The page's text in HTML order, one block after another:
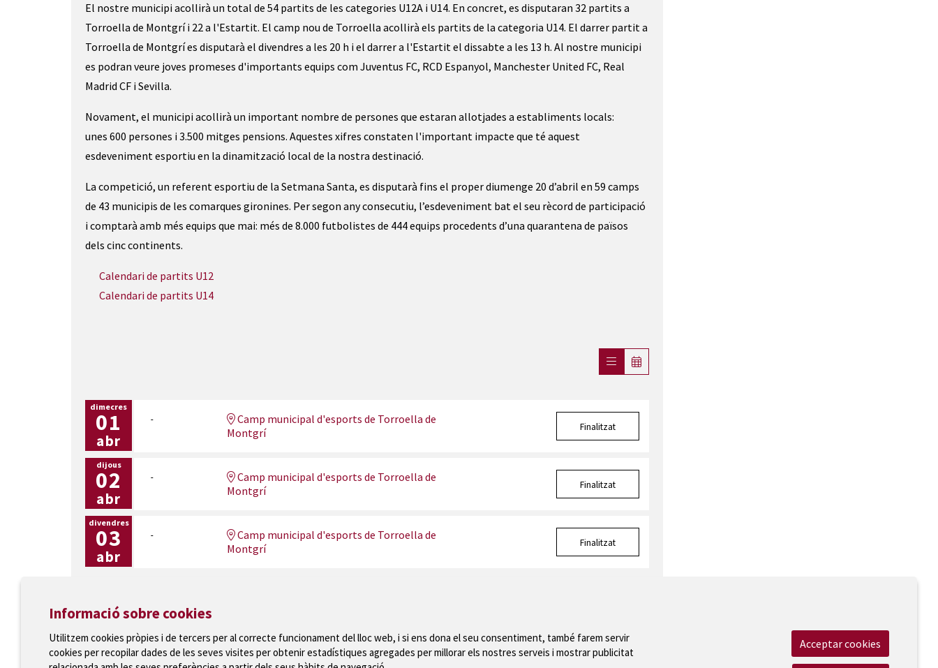
El nostre municipi acollirà un total de 54 partits de les categories U12A i U14. En concret, es disputaran 32 partits a
Torroella de Montgrí i 22 a l'Estartit. El camp nou de Torroella acollirà els partits de la categoria U14. El darrer partit a
Torroella de Montgrí es disputarà el divendres a les 20 h i el darrer a l'Estartit el dissabte a les 13 h. Al nostre municipi
es podran veure joves promeses d'importants equips com Juventus FC, RCD Espanyol, Manchester United FC, Real
Madrid CF i Sevilla.
Novament, el municipi acollirà un important nombre de persones que estaran allotjades a establiments locals:
unes 600 persones i 3.500 mitges pensions. Aquestes xifres constaten l'important impacte que té aquest
esdeveniment esportiu en la dinamització local de la nostra destinació.
La competició, un referent esportiu de la Setmana Santa, es disputarà fins el proper diumenge 20 d’abril en 59 camps
de 43 municipis de les comarques gironines. Per segon any consecutiu, l’esdeveniment bat el seu rècord de participació
i comptarà amb més equips que mai: més de 8.000 futbolistes de 444 equips procedents d’una quarantena de països
dels cinc continents.
Calendari de partits U12
Calendari de partits U14
dimecres
01
abr
Camp municipal d'esports de Torroella de
Montgrí
Finalitzat
dijous
02
abr
Camp municipal d'esports de Torroella de
Montgrí
Finalitzat
divendres
03
abr
Camp municipal d'esports de Torroella de
Montgrí
Finalitzat
Ajuntament de Torroella de Montgrí
Mapa del web | Avís Legal Accessibilitat
Informació sobre cookies
Utilitzem cookies pròpies i de tercers per al correcte funcionament del lloc web, i si ens dona el seu consentiment, també farem servir
cookies per recopilar dades de les seves visites per obtenir estadístiques agregades per millorar els nostres serveis i mostrar publicitat
Acceptar cookies